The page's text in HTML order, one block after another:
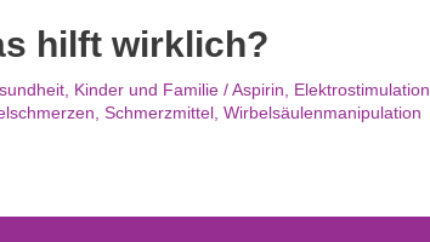
hilft wirklich?
Kinder und Familie / Aspirin Elektrostimulation
Schmerzmittel Wirbelsäulenmanipulation